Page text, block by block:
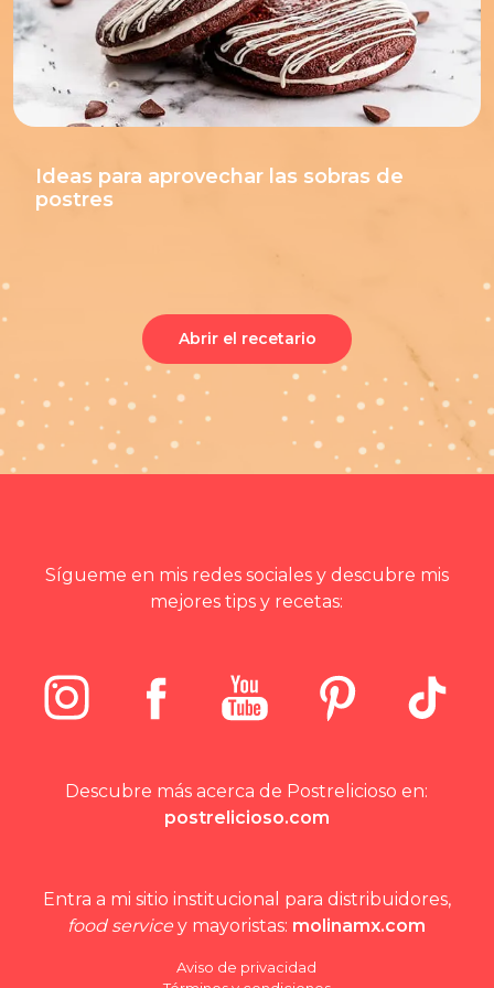
Ideas para aprovechar las sobras de
postres
Abrir el recetario
Sígueme en mis redes sociales y descubre mis
mejores tips y recetas:
Descubre más acerca de Postrelicioso en:
postrelicioso.com
Entra a mi sitio institucional para distribuidores,
food service y mayoristas: molinamx.com
Aviso de privacidad